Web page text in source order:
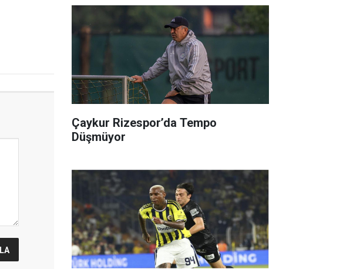
Çaykur Rizespor’da Tempo
Düşmüyor